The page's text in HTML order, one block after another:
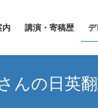
内 講演・寄稿歴 デ
んの日英